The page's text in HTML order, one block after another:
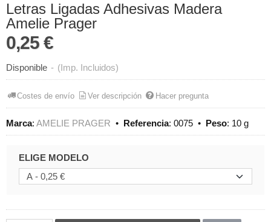
Letras Ligadas Adhesivas Madera
Amelie Prager
0,25 €
Disponible - (Imp. Incluidos)
Costes de envío Ver descripción Hacer pregunta
Marca: AMELIE PRAGER • Referencia: 0075 • Peso: 10 g
ELIGE MODELO